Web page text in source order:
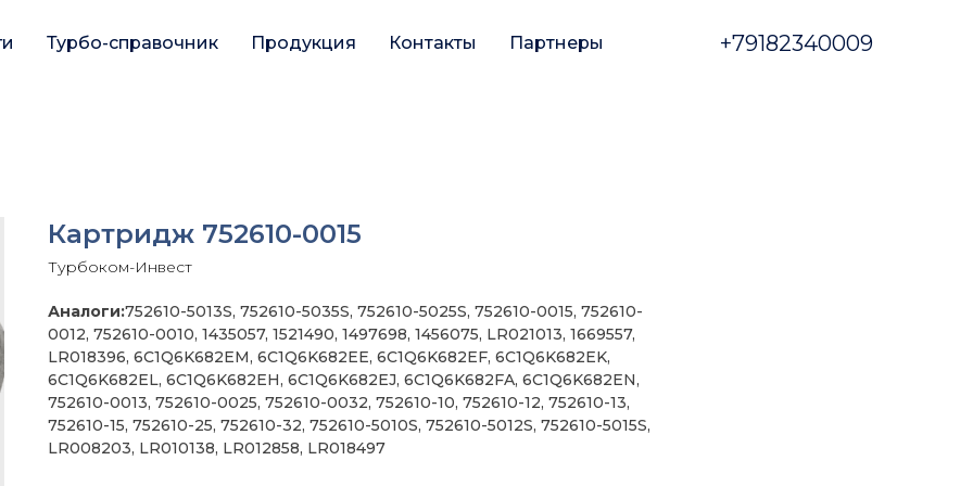
Турбо-справочник Продукция Контакты Партнеры +79182340009
Картридж 752610-0015
Турбоком-Инвест
Аналоги:752610-5013S, 752610-5035S, 752610-5025S, 752610-0015, 752610-
0012, 752610-0010, 1435057, 1521490, 1497698, 1456075, LR021013, 1669557,
LR018396, 6C1Q6K682EM, 6C1Q6K682EE, 6C1Q6K682EF, 6C1Q6K682EK,
6C1Q6K682EL, 6C1Q6K682EH, 6C1Q6K682EJ, 6C1Q6K682FA, 6C1Q6K682EN,
752610-0013, 752610-0025, 752610-0032, 752610-10, 752610-12, 752610-13,
752610-15, 752610-25, 752610-32, 752610-5010S, 752610-5012S, 752610-5015S,
LR008203, LR010138, LR012858, LR018497